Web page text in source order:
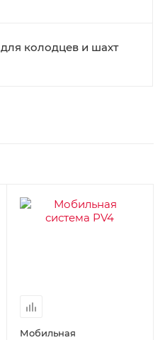
колодцев и шахт
Мобильная